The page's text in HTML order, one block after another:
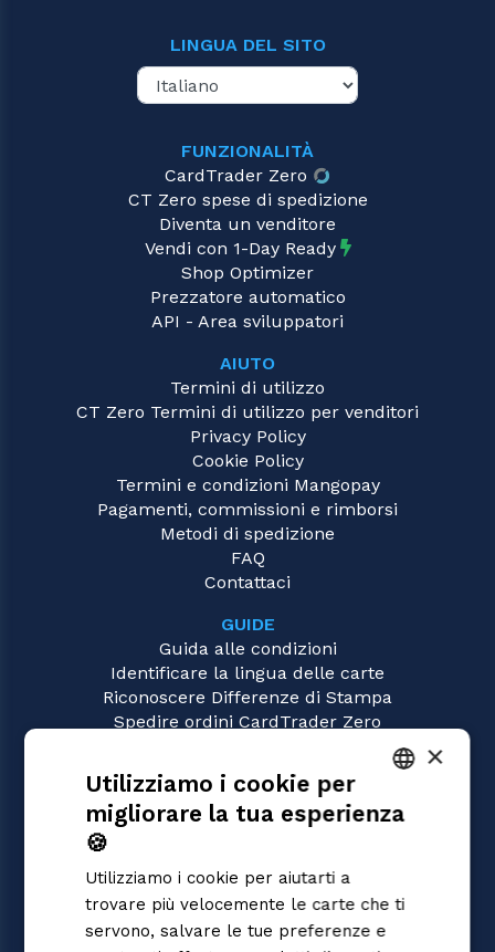
LINGUA DEL SITO
FUNZIONALITÀ
CardTrader Zero
CT Zero spese di spedizione
Diventa un venditore
Vendi con 1-Day Ready
Shop Optimizer
Prezzatore automatico
API - Area sviluppatori
AIUTO
Termini di utilizzo
CT Zero Termini di utilizzo per venditori
Privacy Policy
Cookie Policy
Termini e condizioni Mangopay
Pagamenti, commissioni e rimborsi
Metodi di spedizione
FAQ
Contattaci
GUIDE
Guida alle condizioni
Identificare la lingua delle carte
Riconoscere Differenze di Stampa
Spedire ordini CardTrader Zero
GIOCHI
Magic: the Gathering
Flesh and Blood
Digimon
One Piece
ITALIAN
×
Utilizziamo i cookie per
migliorare la tua esperienza
🍪
Utilizziamo i cookie per aiutarti a
trovare più velocemente le carte che ti
servono, salvare le tue preferenze e